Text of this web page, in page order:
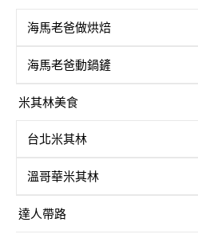
海馬老爸做烘焙
海馬老爸動鍋鏟
米其林美食
台北米其林
溫哥華米其林
達人帶路